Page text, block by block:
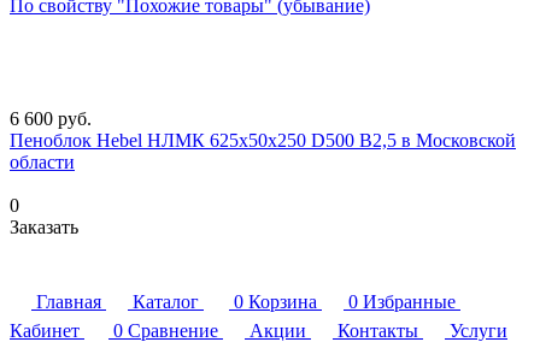
По свойству "Похожие товары" (убывание)
6 600 руб.
Пеноблок Hebel НЛМК 625x50x250 D500 В2,5 в Московской
области
0
Заказать
Главная Каталог 0 Корзина 0 Избранные
Кабинет
0 Сравнение Акции Контакты
Услуги